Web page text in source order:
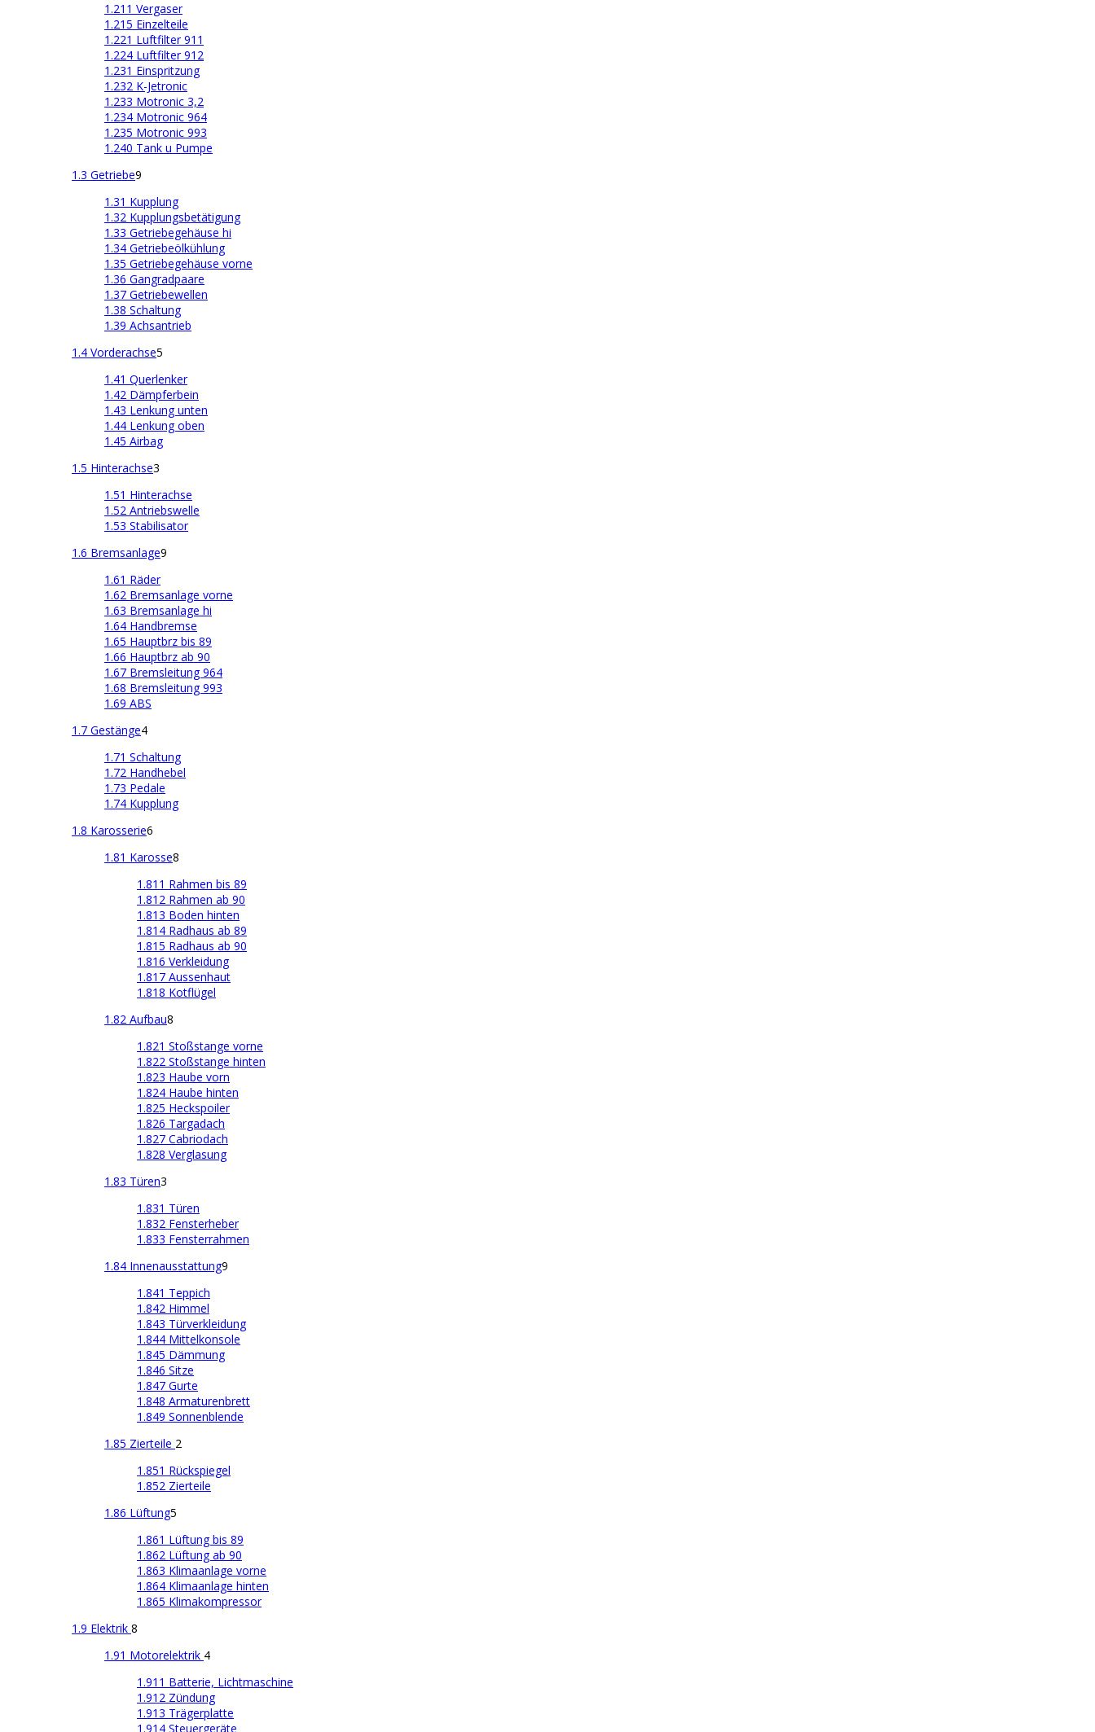
1.211 Vergaser
1.215 Einzelteile
1.221 Luftfilter 911
1.224 Luftfilter 912
1.231 Einspritzung
1.232 K-Jetronic
1.233 Motronic 3,2
1.234 Motronic 964
1.235 Motronic 993
1.240 Tank u Pumpe
1.3 Getriebe9
1.31 Kupplung
1.32 Kupplungsbetätigung
1.33 Getriebegehäuse hi
1.34 Getriebeölkühlung
1.35 Getriebegehäuse vorne
1.36 Gangradpaare
1.37 Getriebewellen
1.38 Schaltung
1.39 Achsantrieb
1.4 Vorderachse5
1.41 Querlenker
1.42 Dämpferbein
1.43 Lenkung unten
1.44 Lenkung oben
1.45 Airbag
1.5 Hinterachse3
1.51 Hinterachse
1.52 Antriebswelle
1.53 Stabilisator
1.6 Bremsanlage9
1.61 Räder
1.62 Bremsanlage vorne
1.63 Bremsanlage hi
1.64 Handbremse
1.65 Hauptbrz bis 89
1.66 Hauptbrz ab 90
1.67 Bremsleitung 964
1.68 Bremsleitung 993
1.69 ABS
1.7 Gestänge4
1.71 Schaltung
1.72 Handhebel
1.73 Pedale
1.74 Kupplung
1.8 Karosserie6
1.81 Karosse8
1.811 Rahmen bis 89
1.812 Rahmen ab 90
1.813 Boden hinten
1.814 Radhaus ab 89
1.815 Radhaus ab 90
1.816 Verkleidung
1.817 Aussenhaut
1.818 Kotflügel
1.82 Aufbau8
1.821 Stoßstange vorne
1.822 Stoßstange hinten
1.823 Haube vorn
1.824 Haube hinten
1.825 Heckspoiler
1.826 Targadach
1.827 Cabriodach
1.828 Verglasung
1.83 Türen3
1.831 Türen
1.832 Fensterheber
1.833 Fensterrahmen
1.84 Innenausstattung9
1.841 Teppich
1.842 Himmel
1.843 Türverkleidung
1.844 Mittelkonsole
1.845 Dämmung
1.846 Sitze
1.847 Gurte
1.848 Armaturenbrett
1.849 Sonnenblende
1.85 Zierteile 2
1.851 Rückspiegel
1.852 Zierteile
1.86 Lüftung5
1.861 Lüftung bis 89
1.862 Lüftung ab 90
1.863 Klimaanlage vorne
1.864 Klimaanlage hinten
1.865 Klimakompressor
1.9 Elektrik 8
1.91 Motorelektrik 4
1.911 Batterie, Lichtmaschine
1.912 Zündung
1.913 Trägerplatte
1.914 Steuergeräte